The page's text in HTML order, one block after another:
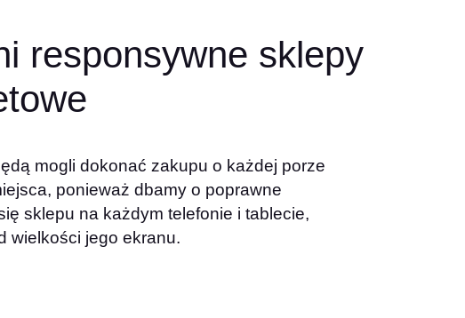
responsywne sklepy
mogli dokonać zakupu o każdej porze
ponieważ dbamy o poprawne
sklepu na każdym telefonie i tablecie,
wielkości jego ekranu.